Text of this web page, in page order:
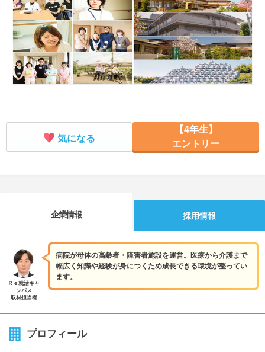
就活支援
就活ノウハウが満載！
就活コラム
お役立ち記事・相談室など
適職診断
あなたに合う仕事を診断！
就活チャンネル
動画で対策講座をチェック
気になる
【4年生】
エントリー
企業情報 採用情報
病院が母体の高齢者・障害者施設を運営。医療から介護まで
幅広く知識や経験が身につくため成長できる環境が整ってい
ます。
Ｒｅ就活キャ
ンパス
取材担当者
プロフィール